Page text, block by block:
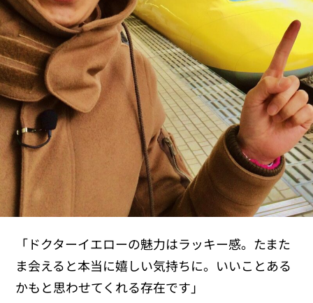
「ドクターイエローの魅力はラッキー感。たまた
ま会えると本当に嬉しい気持ちに。いいことある
かもと思わせてくれる存在です」